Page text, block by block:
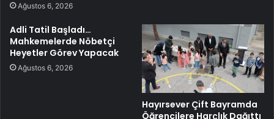
Ağustos 6, 2026
Adli Tatil Başladı…
Mahkemelerde Nöbetçi
Heyetler Görev Yapacak
Ağustos 6, 2026
Hayırsever Çift Bayramda
Öğrencilere Harçlık Dağıttı